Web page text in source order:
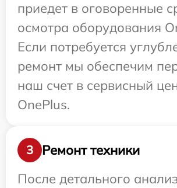
приедет в оговоренные
осмотра оборудования
Если потребуется
ремонт мы обеспечим
наш счет в сервисный
OnePlus.
3
Ремонт техники
После детального